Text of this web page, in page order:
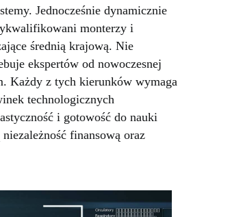
Jednocześnie dynamicznie
monterzy i
średnią krajową. Nie
ekspertów od nowoczesnej
Każdy z tych kierunków wymaga
technologicznych
i gotowość do nauki
finansową oraz